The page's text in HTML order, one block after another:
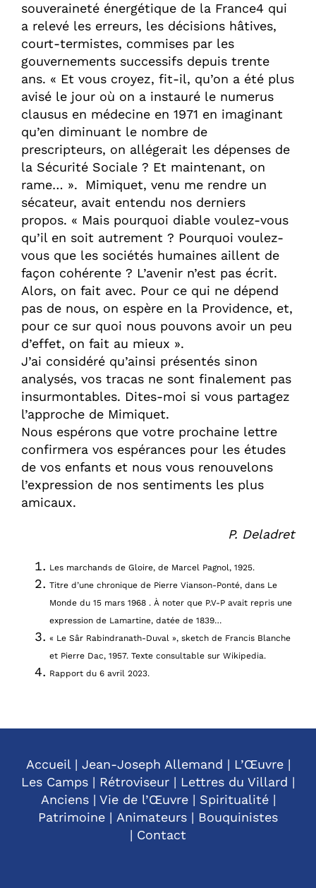
souveraineté énergétique de la France4 qui
a relevé les erreurs, les décisions hâtives,
court-termistes, commises par les
gouvernements successifs depuis trente
ans. « Et vous croyez, fit-il, qu’on a été plus
avisé le jour où on a instauré le numerus
clausus en médecine en 1971 en imaginant
qu’en diminuant le nombre de
prescripteurs, on allégerait les dépenses de
la Sécurité Sociale ? Et maintenant, on
rame… ». Mimiquet, venu me rendre un
sécateur, avait entendu nos derniers
propos. « Mais pourquoi diable voulez-vous
qu’il en soit autrement ? Pourquoi voulez-
vous que les sociétés humaines aillent de
façon cohérente ? L’avenir n’est pas écrit.
Alors, on fait avec. Pour ce qui ne dépend
pas de nous, on espère en la Providence, et,
pour ce sur quoi nous pouvons avoir un peu
d’effet, on fait au mieux ».
J’ai considéré qu’ainsi présentés sinon
analysés, vos tracas ne sont finalement pas
insurmontables. Dites-moi si vous partagez
l’approche de Mimiquet.
Nous espérons que votre prochaine lettre
confirmera vos espérances pour les études
de vos enfants et nous vous renouvelons
l’expression de nos sentiments les plus
amicaux.
P. Deladret
Les marchands de Gloire, de Marcel Pagnol, 1925.
Titre d’une chronique de Pierre Vianson-Ponté, dans Le
Monde du 15 mars 1968 . À noter que P.V-P avait repris une
expression de Lamartine, datée de 1839…
« Le Sâr Rabindranath-Duval », sketch de Francis Blanche
et Pierre Dac, 1957. Texte consultable sur Wikipedia.
Rapport du 6 avril 2023.
Accueil| Jean-Joseph Allemand | L’Œuvre|
Les Camps | Rétroviseur | Lettres du Villard |
Anciens| Vie de l’Œuvre| Spiritualité|
Patrimoine | Animateurs | Bouquinistes
| Contact